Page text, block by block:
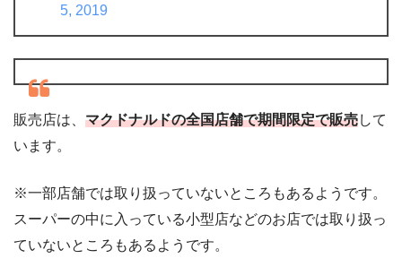
5, 2019
販売店は、 マクドナルドの全国店舗で期間限定で販売して
います。
※一部店舗では取り扱っていないところもあるようです。
スーパーの中に入っている小型店などのお店では取り扱っ
ていないところもあるようです。